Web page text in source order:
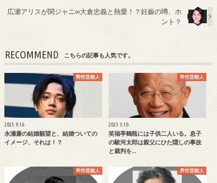
広瀬アリスが関ジャニ∞大倉忠義と熱愛！？妊娠の噂、ホ
ント？
RECOMMEND こちらの記事も人気です。
男性芸能人
2025.9.16
永瀬廉の結婚願望と、結婚ついての
イメージ、それは！？
男性芸能人
2023.3.10
笑福亭鶴瓶には子供二人いる。息子
の駿河太郎は親父にひた隠しの事故
と裁判を…
男性芸能人 男性芸能人